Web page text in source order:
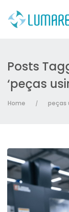
Celeron –
Nylon
Posts
‘peças
Home / peças